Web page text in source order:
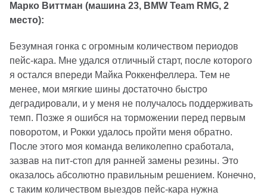
Марко Виттман (машина 23, BMW Team RMG, 2
место):
Безумная гонка с огромным количеством периодов
пейс-кара. Мне удался отличный старт, после которого
я остался впереди Майка Роккенфеллера. Тем не
менее, мои мягкие шины достаточно быстро
деградировали, и у меня не получалось поддерживать
темп. Позже я ошибся на торможении перед первым
поворотом, и Рокки удалось пройти меня обратно.
После этого моя команда великолепно сработала,
зазвав на пит-стоп для ранней замены резины. Это
оказалось абсолютно правильным решением. Конечно,
с таким количеством выездов пейс-кара нужна